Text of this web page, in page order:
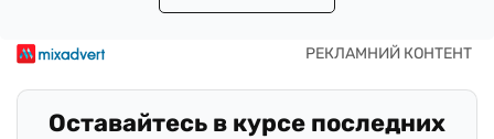
Оставайтесь в курсе последних